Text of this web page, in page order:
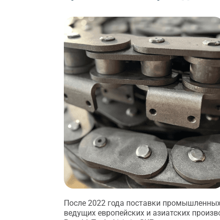
После 2022 года поставки
ведущих европейских и азиатских